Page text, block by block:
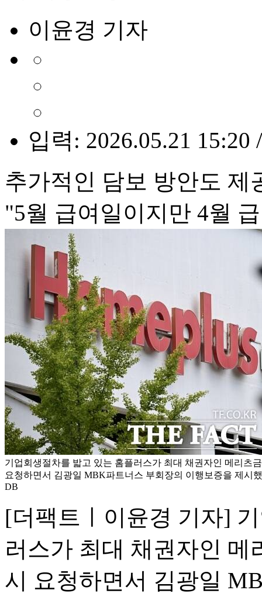
이윤경 기자
입력: 2026.05.21 15:20
추가적인 담보 방안도 제
"5월 급여일이지만 4월
기업회생절차를 밟고 있는 홈플러스가 최대 채권자인 메리츠
요청하면서 김광일 MBK파트너스 부회장의 이행보증을 제시
DB
[더팩트ㅣ이윤경 기자]
러스가 최대 채권자인
시 요청하면서 김광일